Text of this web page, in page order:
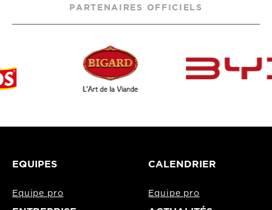
PARTENAIRES OFFICIELS
EQUIPES
Equipe pro
CALENDRIER
Equipe pro